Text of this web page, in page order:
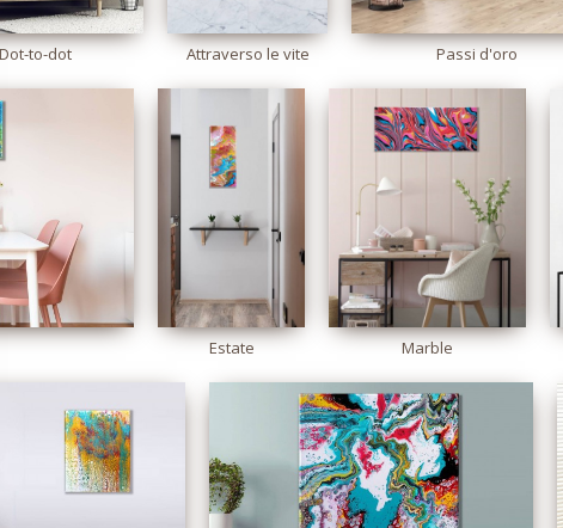
to-dot Attraverso le vite Passi d'oro
Estate Marble